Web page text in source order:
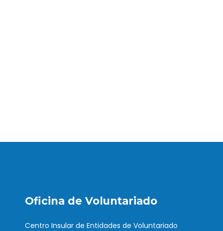
Oficina de Voluntariado
Centro Insular de Entidades de Voluntariado